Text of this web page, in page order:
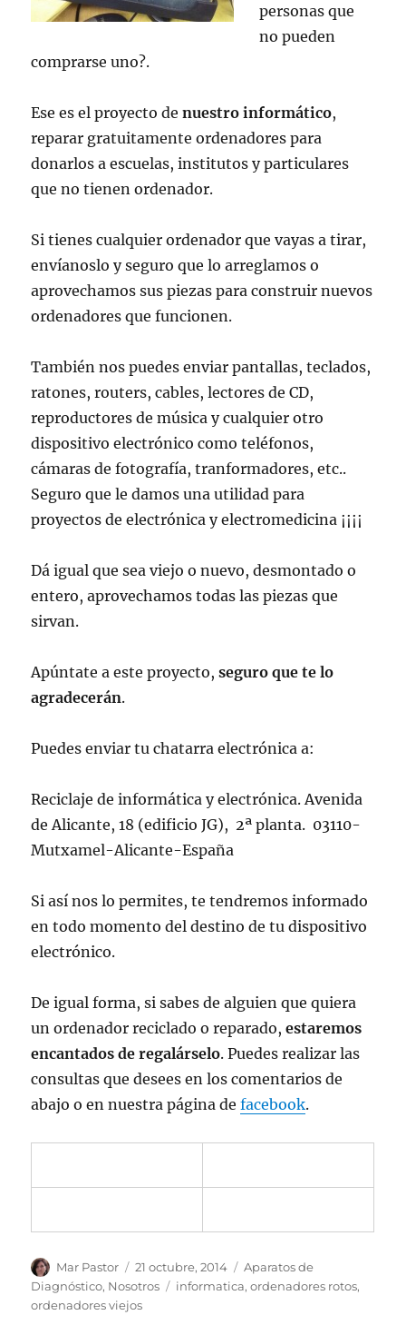
personas que
no pueden
comprarse uno?.
Ese es el proyecto denuestro informático,
reparar gratuitamente ordenadores para
donarlos a escuelas, institutos y particulares
que no tienen ordenador.
Si tienes cualquier ordenador que vayas a tirar,
envíanoslo y seguro que lo arreglamos o
aprovechamos sus piezas para construir nuevos
ordenadores que funcionen.
También nos puedes enviar pantallas, teclados,
ratones, routers, cables, lectores de CD,
reproductores de música y cualquier otro
dispositivo electrónico como teléfonos,
cámaras de fotografía, tranformadores, etc..
Seguro que le damos una utilidad para
proyectos de electrónica y electromedicina ¡¡¡¡
Dá igual que sea viejo o nuevo, desmontado o
entero, aprovechamos todas las piezas que
sirvan.
Apúntate a este proyecto,seguro que te lo
agradecerán.
Puedes enviar tu chatarra electrónica a:
Reciclaje de informática y electrónica. Avenida
de Alicante, 18 (edificio JG), 2ª planta. 03110-
Mutxamel-Alicante-España
Si así nos lo permites, te tendremos informado
en todo momento del destino de tu dispositivo
electrónico.
De igual forma, si sabes de alguien que quiera
un ordenador reciclado o reparado,estaremos
encantados de regalárselo. Puedes realizar las
consultas que desees en los comentarios de
abajo o en nuestra página defacebook.
Autor
Mar Pastor
Publicado
el
21 octubre, 2014 Categorías
Aparatos de
Diagnóstico, Nosotros Etiquetas
informatica,ordenadores rotos,
ordenadores viejos